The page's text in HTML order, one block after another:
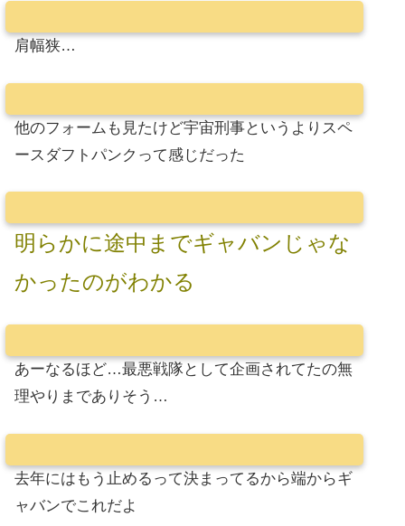
肩幅狭…
他のフォームも見たけど宇宙刑事というよりスペ
ースダフトパンクって感じだった
明らかに途中までギャバンじゃな
かったのがわかる
あーなるほど…最悪戦隊として企画されてたの無
理やりまでありそう…
去年にはもう止めるって決まってるから端からギ
ャバンでこれだよ